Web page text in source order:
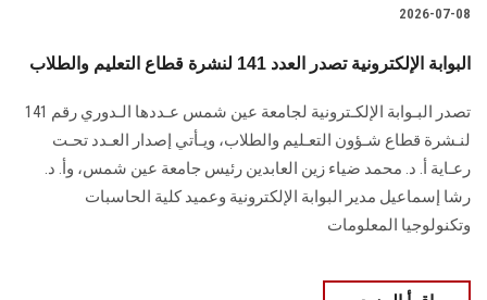
2026-07-08
البوابة الإلكترونية تصدر العدد 141 لنشرة قطاع التعليم والطلاب
تصدر البـوابة الإلكـترونية لجامعة عين شمس عـددها الـدوري رقم 141
لنـشرة قطاع شـؤون التعـليم ‏والطلاب‎، ويـأتي إصدار العـدد تحـت
رعـاية أ. د. محمد ضياء زين العابدين رئيس جامعة عين شمس، وأ. د.
‏رشا إسماعيل مدير البوابة الإلكترونية وعميد كلية الحاسبات
وتكنولوجيا المعلومات